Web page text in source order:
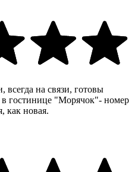
всегда на связи, готовы
гостинице "Морячок"- номер
как новая.